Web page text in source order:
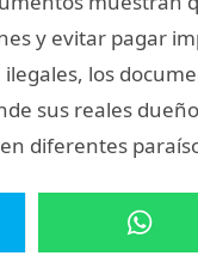
y evitar pagar
los
sus reales
diferentes